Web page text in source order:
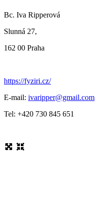
Bc. Iva Ripperová
Slunná 27,
162 00 Praha
https://fyziri.cz/
E-mail: ivaripper@gmail.com
Tel: +420 730 845 651